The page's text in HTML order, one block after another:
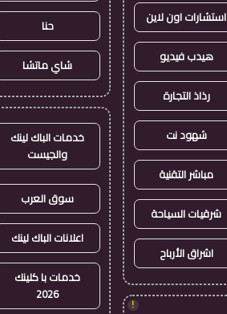
استشارات اون لاين
هيدب فيديو
رذاذ التجارة
شهود نت
مباشر التقنية
شرقيات السياحة
اشراق الأرباح
!
حنا
شاي ماتشا
خدمات الباك لينك
والجيست
سوق العرب
اعلانات الباك لينك
خدمات با كلينك
2026